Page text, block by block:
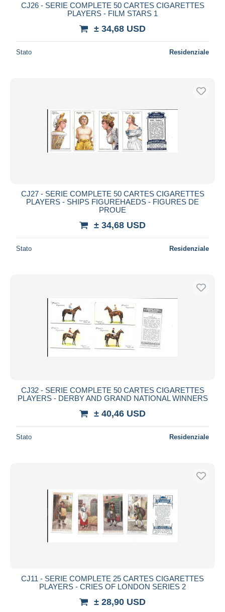
CJ26 - SERIE COMPLETE 50 CARTES CIGARETTES
PLAYERS - FILM STARS 1
± 34,68 USD
Stato Residenziale
CJ27 - SERIE COMPLETE 50 CARTES CIGARETTES
PLAYERS - SHIPS FIGUREHAEDS - FIGURES DE
PROUE
± 34,68 USD
Stato Residenziale
CJ32 - SERIE COMPLETE 50 CARTES CIGARETTES
PLAYERS - DERBY AND GRAND NATIONAL WINNERS
± 40,46 USD
Stato Residenziale
CJ11 - SERIE COMPLETE 25 CARTES CIGARETTES
PLAYERS - CRIES OF LONDON SERIES 2
± 28,90 USD